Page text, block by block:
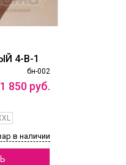
4-В-1
бн-002
1 850 руб.
в наличии